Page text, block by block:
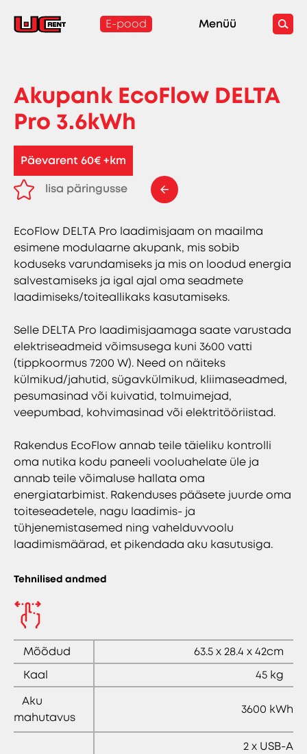
E-pood Menüü
Akupank EcoFlow DELTA
Pro 3.6kWh
Päevarent 60€ +km
lisa päringusse
EcoFlow DELTA Pro laadimisjaam on maailma
esimene modulaarne akupank, mis sobib
koduseks varundamiseks ja mis on loodud energia
salvestamiseks ja igal ajal oma seadmete
laadimiseks/toiteallikaks kasutamiseks.
Selle DELTA Pro laadimisjaamaga saate varustada
elektriseadmeid võimsusega kuni 3600 vatti
(tippkoormus 7200 W). Need on näiteks
külmikud/jahutid, sügavkülmikud, kliimaseadmed,
pesumasinad või kuivatid, tolmuimejad,
veepumbad, kohvimasinad või elektritööriistad.
Rakendus EcoFlow annab teile täieliku kontrolli
oma nutika kodu paneeli vooluahelate üle ja
annab teile võimaluse hallata oma
energiatarbimist. Rakenduses pääsete juurde oma
toiteseadetele, nagu laadimis- ja
tühjenemistasemed ning vahelduvvoolu
laadimismäärad, et pikendada aku kasutusiga.
Tehnilised andmed
Mõõdud
63.5 x 28.4 x 42cm
Kaal
45 kg
Aku
mahutavus
3600 kWh
2 x USB-A